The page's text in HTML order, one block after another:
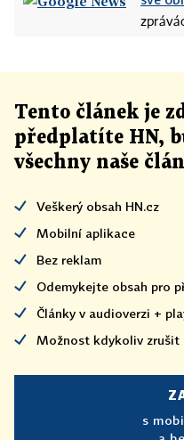
Tento článek je
předplatíte HN,
všechny naše
Veškerý obsah HN.cz
Mobilní aplikace
Bez reklam
Odemykejte obsah pro
Články v audioverzi +
Možnost kdykoliv zrušit
s